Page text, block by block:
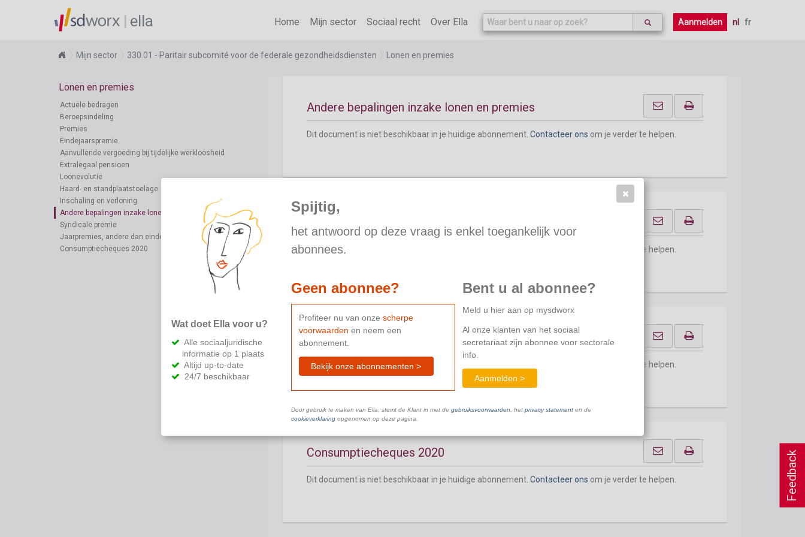
Feedback
ella Home Mijn sector Sociaal recht Over Ella Aanmelden nl fr
Mijn sector 330.01 - Paritair subcomité voor de federale gezondheidsdiensten Lonen en premies
Lonen en premies
Actuele bedragen
Beroepsindeling
Premies
Eindejaarspremie
Aanvullende vergoeding bij tijdelijke werkloosheid
Extralegaal pensioen
Loonevolutie
Haard- en standplaatstoelage
Inschaling en verloning
Andere bepalingen inzake lonen en premies
Syndicale premie
Jaarpremies, andere dan eindejaarspremie
Consumptiecheques 2020
Dit document is niet beschikbaar in je huidige abonnement.Contacteer ons om je verder te helpen.
Andere bepalingen inzake lonen en premies
Dit document is niet beschikbaar in je huidige abonnement. Contacteer ons om je verder te helpen.
Dit document is niet beschikbaar in je huidige abonnement. om je verder te helpen.
Jaarpremies, andere dan eindejaarspremie
Dit document is niet beschikbaar in je huidige abonnement. om je verder te helpen.
Consumptiecheques 2020
Dit document is niet beschikbaar in je huidige abonnement. Contacteer ons om je verder te helpen.
Wat doet Ella voor u?
Alle sociaaljuridische
informatie op 1 plaats
Altijd up-to-date
24/7 beschikbaar
Spijtig,
het antwoord op deze vraag is enkel toegankelijk voor
abonnees.
Geen abonnee?
Profiteer nu van onze scherpe
voorwaarden en neem een
abonnement.
Bekijk onze abonnementen >
Bent u al abonnee?
Meld u hier aan op mysdworx
Al onze klanten van het sociaal
secretariaat zijn abonnee voor sectorale
info.
Aanmelden >
Door gebruik te maken van Ella, stemt de Klant in met de gebruiksvoorwaarden , het privacy statementen de
cookieverklaringopgenomen op deze pagina.